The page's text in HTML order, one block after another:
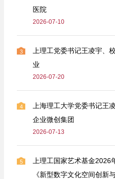
医院
2026-07-10
3
上理工党委书记王凌宇、
业
2026-07-20
4
上海理工大学党委书记王
企业微创集团
2026-07-13
5
上理工国家艺术基金2026
《新型数字文化空间创新